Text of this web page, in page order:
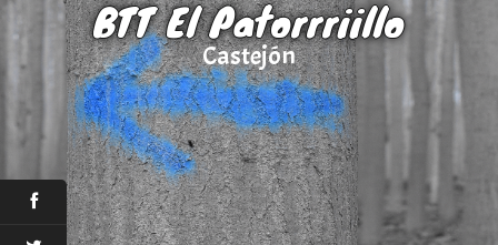
BTT El Patorrriillo
Castejón